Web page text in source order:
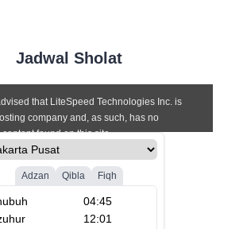
menciptakan
Jadwal Sholat